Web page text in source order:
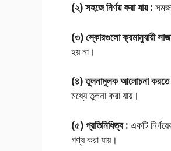
(২) সহজে নির্ণয় করা যায় :
(৩) স্কোরগুলো ক্রমানুযায়ী
হয় না।
(৪) তুলনামূলক আলোচনা
মধ্যে তুলনা করা যায়।
(৫) প্রতিনিধিত্ব : একটি
গণ্য করা যায়।